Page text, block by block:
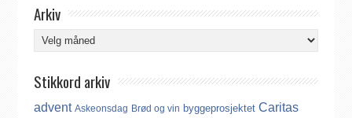
Arkiv
Arkiv
Stikkord arkiv
advent Askeonsdag Brød og vin byggeprosjektet Caritas